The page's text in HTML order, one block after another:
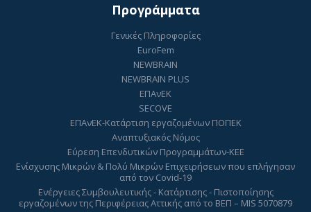
Προγράμματα
Γενικές Πληροφορίες
EuroFem
NEWBRAIN
NEWBRAIN PLUS
ΕΠΑνΕΚ
SECOVE
ΕΠΑνΕΚ-Κατάρτιση εργαζομένων ΠΟΠΕΚ
Αναπτυξιακός Νόμος
Εύρεση Επενδυτικών Προγραμμάτων-ΚΕΕ
Ενίσχυσης Μικρών & Πολύ Μικρών Επιχειρήσεων που επλήγησαν
από τον Covid-19
Ενέργειες Συμβουλευτικής - Κατάρτισης - Πιστοποίησης
εργαζομένων της Περιφέρειας Αττικής από το ΒΕΠ – MIS 5070879